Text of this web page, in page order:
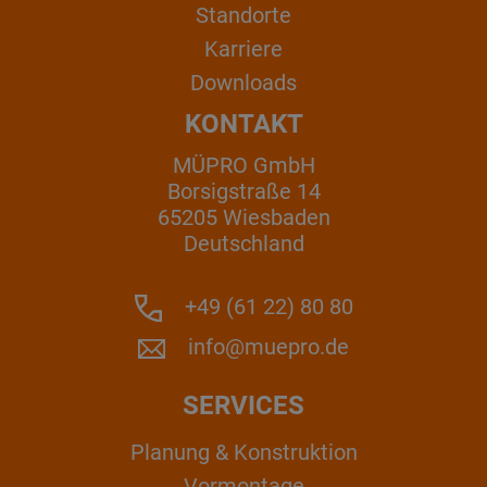
Standorte
Karriere
Downloads
KONTAKT
MÜPRO GmbH
Borsigstraße 14
65205 Wiesbaden
Deutschland
+49 (61 22) 80 80
info@muepro.de
SERVICES
Planung & Konstruktion